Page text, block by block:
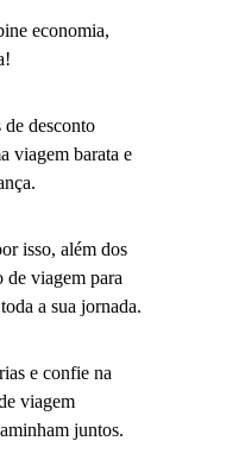
economia,
desconto
viagem barata e
isso, além dos
de viagem para
a sua jornada.
e confie na
viagem
juntos.